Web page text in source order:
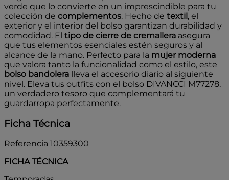
verde que lo convierte en un imprescindible para tu
colección de complementos. Hecho de textil, el
exterior y el interior del bolso garantizan durabilidad y
comodidad. El tipo de cierre de cremallera asegura
que tus elementos esenciales estén seguros y al
alcance de la mano. Perfecto para la mujer moderna
que valora tanto la funcionalidad como el estilo, este
bolso bandolera lleva el accesorio diario al siguiente
nivel. Eleva tus outfits con el bolso DIVANCCI M77278,
un verdadero tesoro que complementará tu
guardarropa perfectamente.
Ficha Técnica
Referencia 10359300
FICHA TÉCNICA